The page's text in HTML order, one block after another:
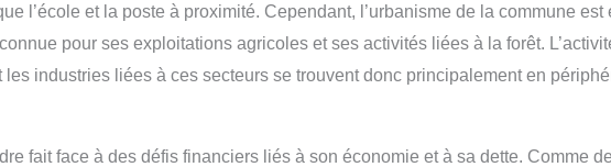
l’école et la poste à proximité. Cependant, l’urbanisme de la commune
pour ses exploitations agricoles et ses activités liées à la forêt.
industries liées à ces secteurs se trouvent donc principalement en
fait face à des défis financiers liés à son économie et à sa dette. Comme